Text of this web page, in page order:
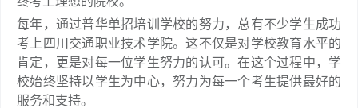
每年，通过普华单招培训学校的努力，总有不少学生成功
考上四川交通职业技术学院。这不仅是对学校教育水平的
肯定，更是对每一位学生努力的认可。在这个过程中，学
校始终坚持以学生为中心，努力为每一个考生提供最好的
服务和支持。